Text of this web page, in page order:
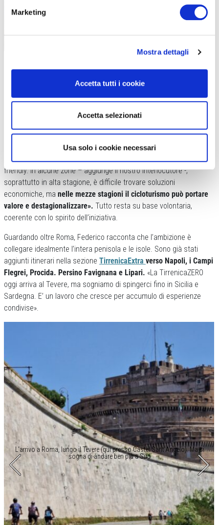
Marketing
Mostra dettagli
Accetta tutti i cookie
Accetta selezionati
Usa solo i cookie necessari
TIRRENICAEXTRA PROIETTATA VERSO SUD
“passaporto tirrenico” ispirato alle credenziali dei cammini.
«Abbiamo contattato alberghi, officine, punti ristoro: bastano un
ricovero bici, una pompa e qualche attrezzo per diventare bike-
friendly. In alcune zone – aggiunge il nostro interlocutore -,
soprattutto in alta stagione, è difficile trovare soluzioni
economiche, ma nelle mezze stagioni il cicloturismo può portare
valore e destagionalizzare». Tutto resta su base volontaria,
coerente con lo spirito dell’iniziativa.
Guardando oltre Roma, Federico racconta che l’ambizione è
collegare idealmente l’intera penisola e le isole. Sono già stati
aggiunti itinerari nella sezione TirrenicaExtra verso Napoli, i Campi
Flegrei, Procida. Persino Favignana e Lipari. «La TirrenicaZERO
oggi arriva al Tevere, ma sogniamo di spingerci fino in Sicilia e
Sardegna. E’ un lavoro che cresce per accumulo di esperienze
condivise».
L’arrivo a Roma, lungo il Tevere (qui presso Castel Sant’Angelo). Ma si
sogna di andare ben più a Sud